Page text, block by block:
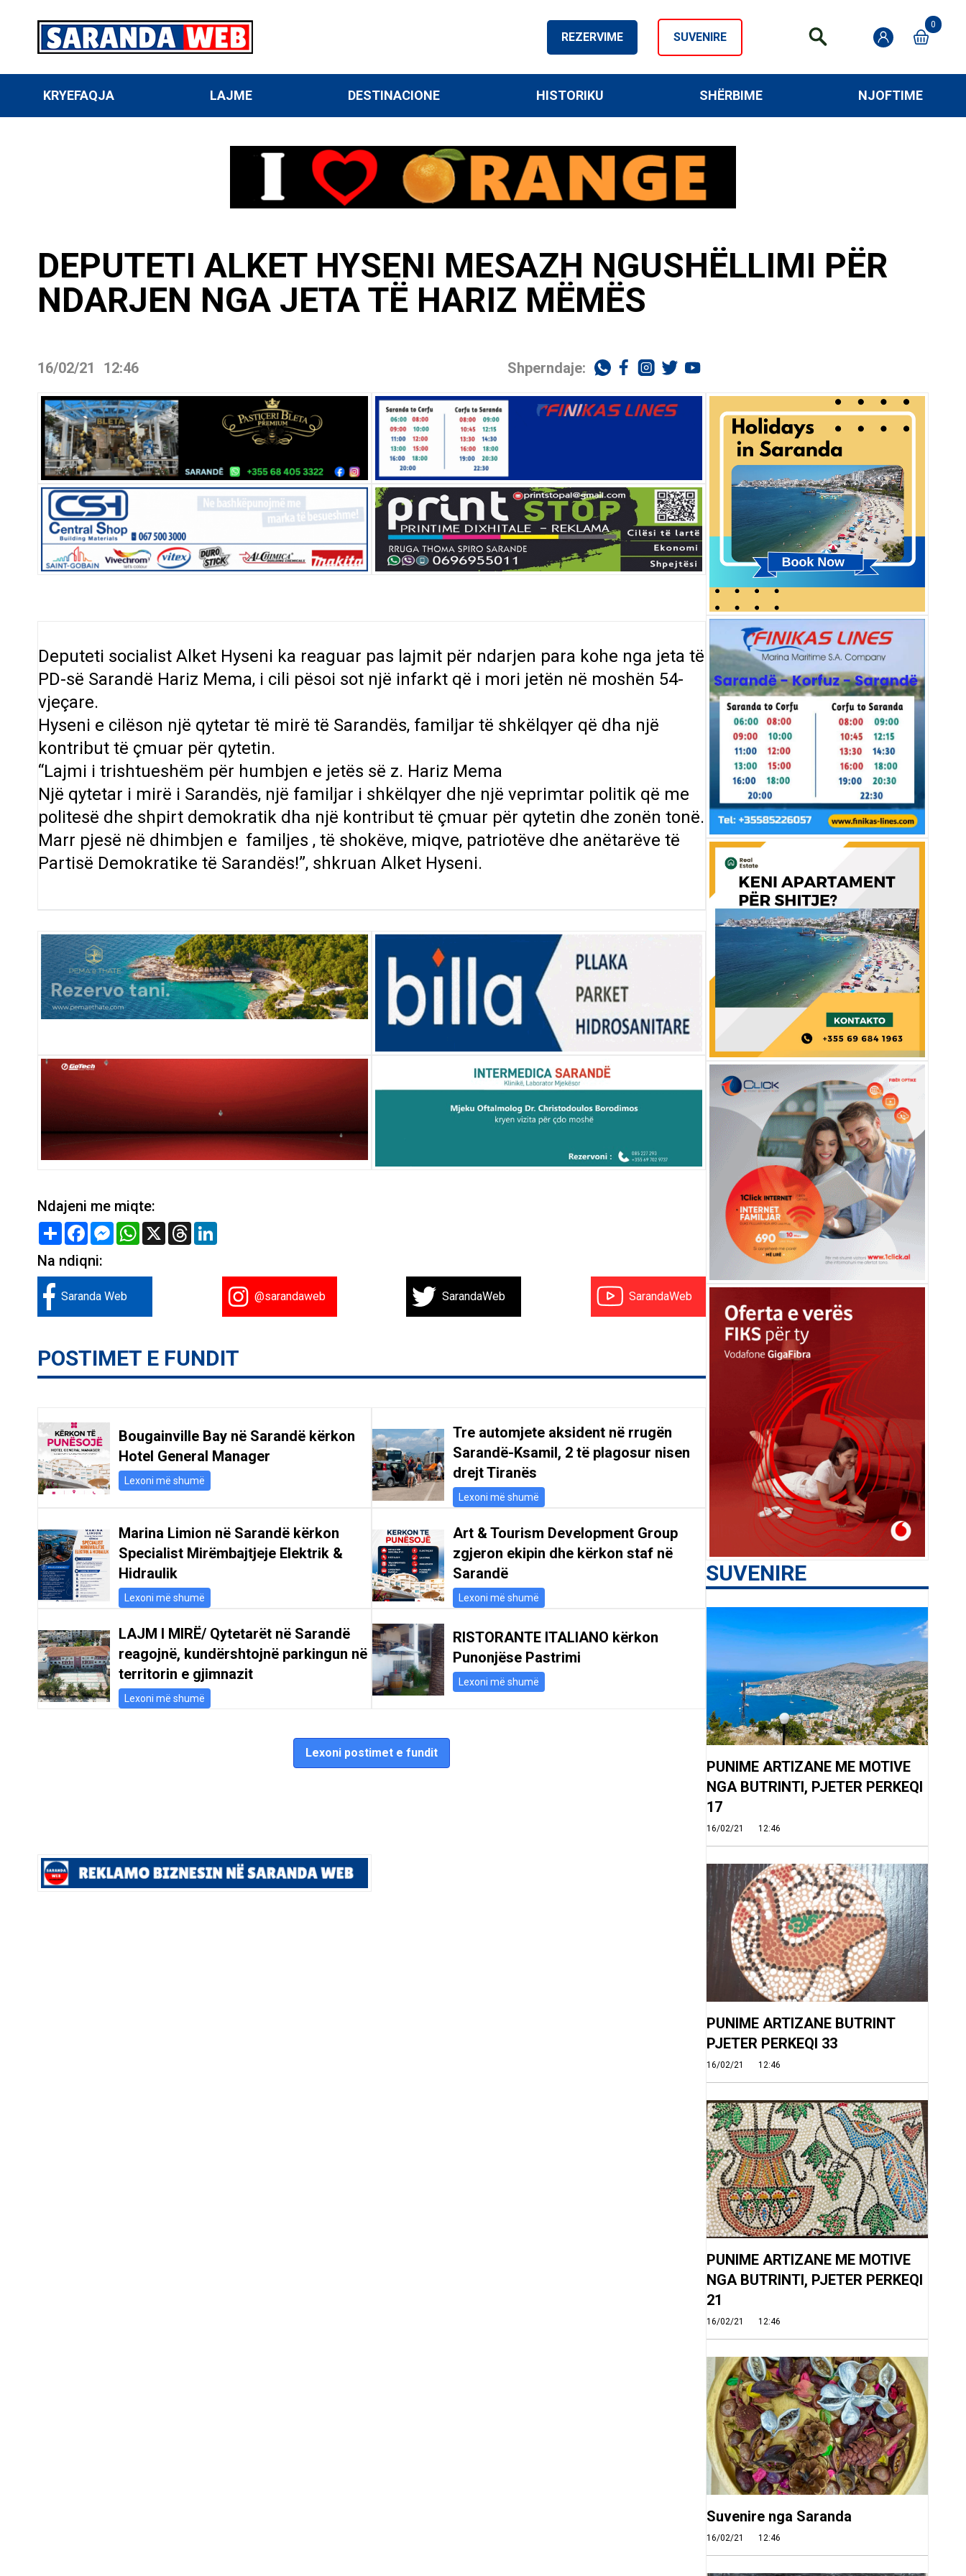
REZERVIME SUVENIRE
0
KRYEFAQJA LAJME DESTINACIONE HISTORIKU SHËRBIME NJOFTIME
DEPUTETI ALKET HYSENI MESAZH NGUSHËLLIMI PËR
NDARJEN NGA JETA TË HARIZ MËMËS
16/02/21 12:46 Shperndaje:
Deputeti socialist Alket Hyseni ka reaguar pas lajmit për ndarjen para kohe nga jeta të
PD-së Sarandë Hariz Mema, i cili pësoi sot një infarkt që i mori jetën në moshën 54-
vjeçare.
Hyseni e cilëson një qytetar të mirë të Sarandës, familjar të shkëlqyer që dha një
kontribut të çmuar për qytetin.
“Lajmi i trishtueshëm për humbjen e jetës së z. Hariz Mema
Një qytetar i mirë i Sarandës, një familjar i shkëlqyer dhe një veprimtar politik që me
politesë dhe shpirt demokratik dha një kontribut të çmuar për qytetin dhe zonën tonë.
Marr pjesë në dhimbjen e familjes , të shokëve, miqve, patriotëve dhe anëtarëve të
Partisë Demokratike të Sarandës!”, shkruan Alket Hyseni.
Ndajeni me miqte:
Share FacebookMessenger
WhatsApp
X Threads
Na ndiqni:
Saranda Web @sarandaweb SarandaWeb SarandaWeb
POSTIMET E FUNDIT
Bougainville Bay në Sarandë kërkon
Hotel General Manager
Lexoni më shumë
Tre automjete aksident në rrugën
Sarandë-Ksamil, 2 të plagosur nisen
drejt Tiranës
Lexoni më shumë
Marina Limion në Sarandë kërkon
Specialist Mirëmbajtjeje Elektrik &
Hidraulik
Lexoni më shumë
Art & Tourism Development Group
zgjeron ekipin dhe kërkon staf në
Sarandë
Lexoni më shumë
LAJM I MIRË/ Qytetarët në Sarandë
reagojnë, kundërshtojnë parkingun në
territorin e gjimnazit
Lexoni më shumë
RISTORANTE ITALIANO kërkon
Punonjëse Pastrimi
Lexoni më shumë
Lexoni postimet e fundit
SUVENIRE
PUNIME ARTIZANE ME MOTIVE
NGA BUTRINTI, PJETER PERKEQI
17
16/02/21 12:46
PUNIME ARTIZANE BUTRINT
PJETER PERKEQI 33
16/02/21 12:46
PUNIME ARTIZANE ME MOTIVE
NGA BUTRINTI, PJETER PERKEQI
21
16/02/21 12:46
Suvenire nga Saranda
16/02/21 12:46